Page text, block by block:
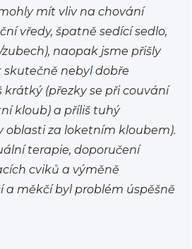
mít vliv na chování
vředy, špatně sedící sedlo,
naopak jsme přišly
skutečně nebyl dobře
krátký (přezky se při couvání
kloub) a příliš tuhý
oblasti za loketním kloubem).
terapie, doporučení
cviků a výměně
a měkčí byl problém úspěšně